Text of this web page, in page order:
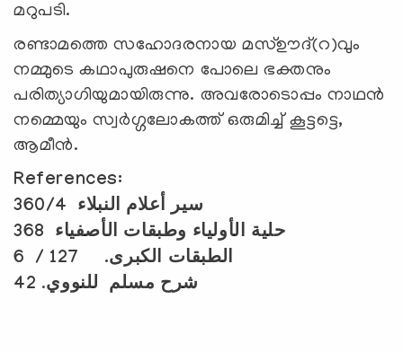
മറുപടി.
രണ്ടാമത്തെ സഹോദരനായ മസ്ഊദ്(റ)വും
നമ്മുടെ കഥാപുരുഷനെ പോലെ ഭക്തനും
പരിത്യാഗിയുമായിരുന്നു. അവരോടൊപ്പം നാഥന്‍
നമ്മെയും സ്വര്‍ഗ്ഗലോകത്ത് ഒരുമിച്ച് കൂട്ടട്ടെ,
ആമീന്‍.
References:
سير أعلام النبلاء 360/4
حلية الأولياء وطبقات الأصفياء 368
الطبقات الكبرى.
127
/
6
شرح مسلم للنووي.
42